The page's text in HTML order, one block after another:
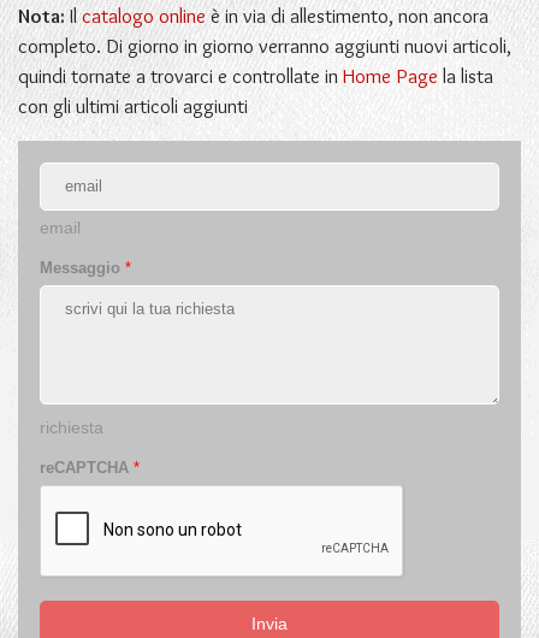
Nota:Il catalogo onlineè in via di allestimento, non ancora
completo. Di giorno in giorno verranno aggiunti nuovi articoli,
quindi tornate a trovarci e controllate in Home Page la lista
con gli ultimi articoli aggiunti
email
Messaggio *
richiesta
reCAPTCHA *
Invia